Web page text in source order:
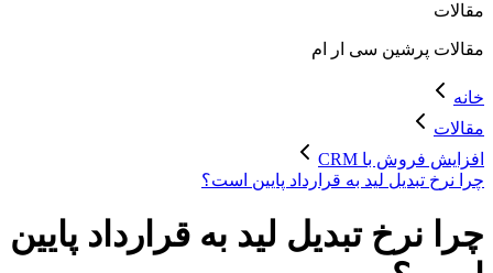
مقالات
مقالات پرشین سی ار ام
خانه
مقالات
افزایش فروش با CRM
چرا نرخ تبدیل لید به قرارداد پایین است؟
چرا نرخ تبدیل لید به قرارداد پایین